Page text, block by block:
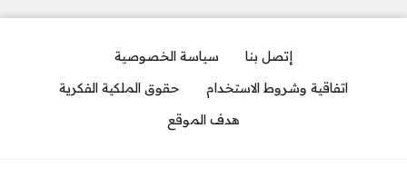
إتصل بنا
سياسة الخصوصية
اتفاقية وشروط الاستخدام
حقوق الملكية الفكرية
هدف الموقع